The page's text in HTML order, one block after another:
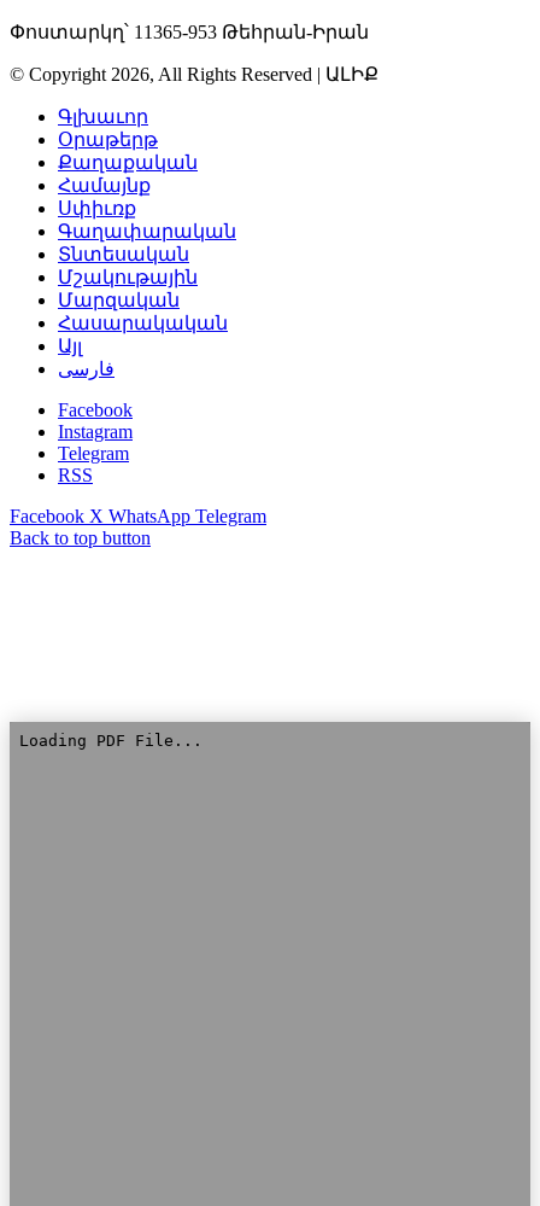
Փոստարկղ՝ 11365-953 Թեհրան-Իրան
© Copyright 2026, All Rights Reserved | ԱԼԻՔ
Գլխաւոր
Օրաթերթ
Քաղաքական
Համայնք
Սփիւռք
Գաղափարական
Տնտեսական
Մշակութային
Մարզական
Հասարակական
Այլ
فارسی
Facebook
Instagram
Telegram
RSS
Facebook X WhatsApp Telegram
Back to top button